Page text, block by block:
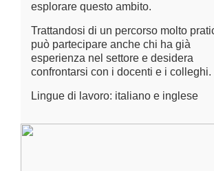
esplorare questo ambito.
Trattandosi di un percorso molto
può partecipare anche chi ha già
esperienza nel settore e desidera
confrontarsi con i docenti e i colleghi.
Lingue di lavoro: italiano e inglese